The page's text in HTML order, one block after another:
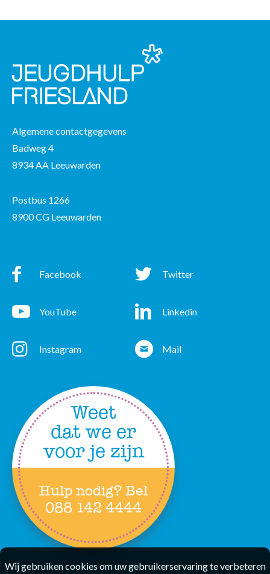
Wij gebruiken cookies om uw gebruikerservaring te verbeteren
Algemene contactgegevens
Badweg 4
8934 AA Leeuwarden
Postbus 1266
8900 CG Leeuwarden
Facebook
Facebook Twitter
Twitter
YouTube
YouTube Linkedin
Linkedin
Instagram
Instagram Mail
Mail
Weet
dat we er
voor je zijn
Hulp nodig? Bel
088 142 4444